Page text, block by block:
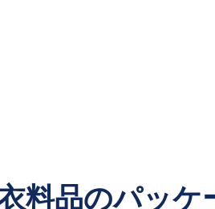
料品のパッケ